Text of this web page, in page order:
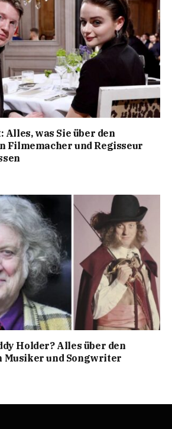
Alles, was Sie über den
Filmemacher und Regisseur
Holder? Alles über den
Musiker und Songwriter